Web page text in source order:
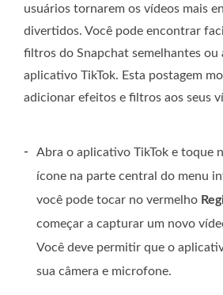
usuários tornarem os vídeos mais
divertidos. Você pode encontrar
filtros do Snapchat semelhantes ou
aplicativo TikTok. Esta postagem
adicionar efeitos e filtros aos seus
- Abra o aplicativo TikTok e toque
ícone na parte central do menu
você pode tocar no vermelho
começar a capturar um novo
Você deve permitir que o
sua câmera e microfone.